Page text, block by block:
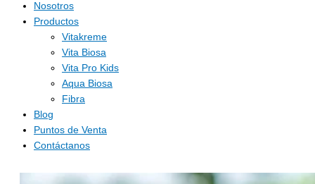
Nosotros
Productos
Vitakreme
Vita Biosa
Vita Pro Kids
Aqua Biosa
Fibra
Blog
Puntos de Venta
Contáctanos